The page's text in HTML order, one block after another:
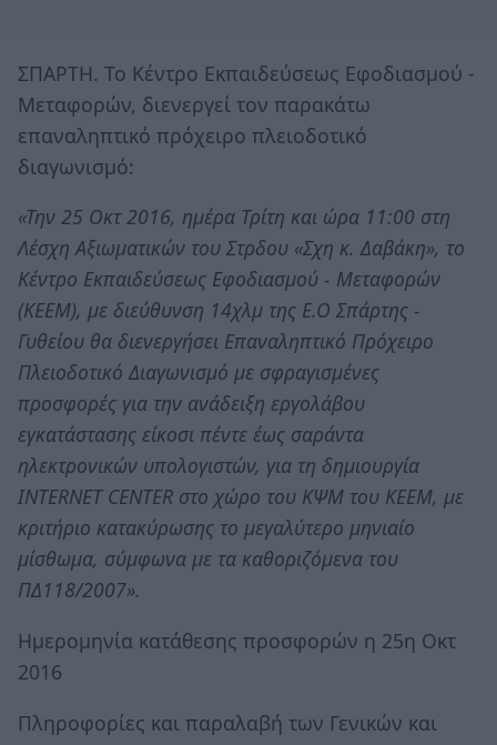
ΣΠΑΡΤΗ. Το Κέντρο Εκπαιδεύσεως Εφοδιασμού -
Μεταφορών, διενεργεί τον παρακάτω
επαναληπτικό πρόχειρο πλειοδοτικό
διαγωνισμό:
«Την 25 Οκτ 2016, ημέρα Τρίτη και ώρα 11:00 στη
Λέσχη Αξιωματικών του Στρδου «Σχη κ. Δαβάκη», το
Κέντρο Εκπαιδεύσεως Εφοδιασμού - Μεταφορών
(ΚΕΕΜ), με διεύθυνση 14χλμ της Ε.Ο Σπάρτης -
Γυθείου θα διενεργήσει Επαναληπτικό Πρόχειρο
Πλειοδοτικό Διαγωνισμό με σφραγισμένες
προσφορές για την ανάδειξη εργολάβου
εγκατάστασης είκοσι πέντε έως σαράντα
ηλεκτρονικών υπολογιστών, για τη δημιουργία
INTERNET CENTER στο χώρο του ΚΨΜ του ΚΕΕΜ, με
κριτήριο κατακύρωσης το μεγαλύτερο μηνιαίο
μίσθωμα, σύμφωνα με τα καθοριζόμενα του
ΠΔ118/2007».
Ημερομηνία κατάθεσης προσφορών η 25η Οκτ
2016
Πληροφορίες και παραλαβή των Γενικών και